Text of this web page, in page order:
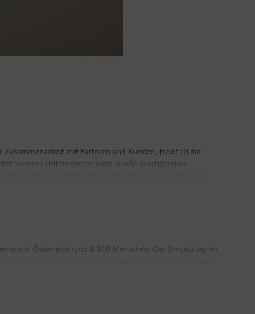
mit Partnern und Kunden, treibt DI die
Siemens Unternehmen jeder Größe durchgängige
sein Portfolio fortlaufend durch Innovationen und die
in Österreich rund 8.800 Menschen. Der Umsatz lag im
dezentralen Energiesystemen, Automatisierung und